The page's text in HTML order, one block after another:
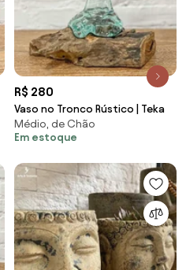
R$ 280
Vaso no Tronco Rústico | Teka
Médio, de Chão
Em estoque